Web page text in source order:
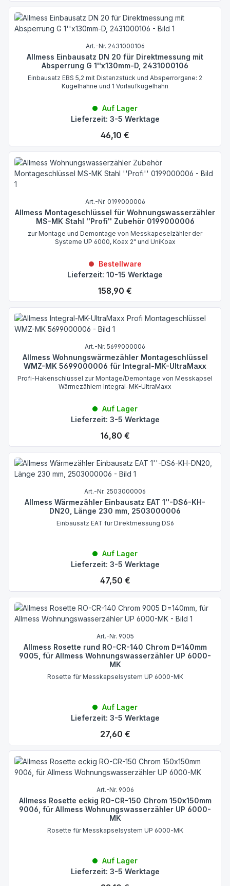
Art.-Nr. 2431000106
Allmess Einbausatz DN 20 für Direktmessung mit
Absperrung G 1''x130mm-D, 2431000106
Einbausatz EBS 5,2 mit Distanzstück und Absperrorgane: 2
Kugelhähne und 1 Vorlaufkugelhahn
Auf Lager
Lieferzeit: 3-5 Werktage
Regulärer Preis:
46,10 €
Art.-Nr. 0199000006
Allmess Montageschlüssel für Wohnungswasserzähler
MS-MK Stahl ''Profi'' Zubehör 0199000006
zur Montage und Demontage von Messkapeselzähler der
Systeme UP 6000, Koax 2" und UniKoax
Bestellware
Lieferzeit: 10-15 Werktage
Regulärer Preis:
158,90 €
Art.-Nr. 5699000006
Allmess Wohnungswärmezähler Montageschlüssel
WMZ-MK 5699000006 für Integral-MK-UltraMaxx
Profi-Hakenschlüssel zur Montage/Demontage von Messkapsel
Wärmezählern Integral-MK-UltraMaxx
Auf Lager
Lieferzeit: 3-5 Werktage
Regulärer Preis:
16,80 €
Art.-Nr. 2503000006
Allmess Wärmezähler Einbausatz EAT 1''-DS6-KH-
DN20, Länge 230 mm, 2503000006
Einbausatz EAT für Direktmessung DS6
Auf Lager
Lieferzeit: 3-5 Werktage
Regulärer Preis:
47,50 €
Art.-Nr. 9005
Allmess Rosette rund RO-CR-140 Chrom D=140mm
9005, für Allmess Wohnungswasserzähler UP 6000-
MK
Rosette für Messkapselsystem UP 6000-MK
Auf Lager
Lieferzeit: 3-5 Werktage
Regulärer Preis:
27,60 €
Art.-Nr. 9006
Allmess Rosette eckig RO-CR-150 Chrom 150x150mm
9006, für Allmess Wohnungswasserzähler UP 6000-
MK
Rosette für Messkapselsystem UP 6000-MK
Auf Lager
Lieferzeit: 3-5 Werktage